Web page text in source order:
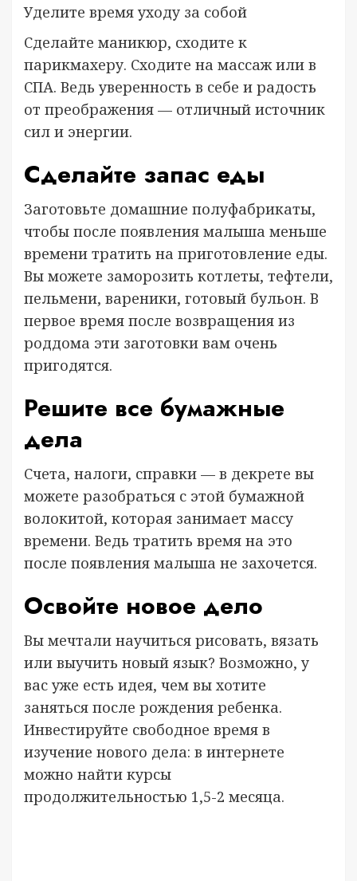
Уделите время уходу за собой
Сделайте маникюр, сходите к
парикмахеру. Сходите на массаж или в
СПА. Ведь уверенность в себе и радость
от преображения — отличный источник
сил и энергии.
Сделайте запас еды
Заготовьте домашние полуфабрикаты,
чтобы после появления малыша меньше
времени тратить на приготовление еды.
Вы можете заморозить котлеты, тефтели,
пельмени, вареники, готовый бульон. В
первое время после возвращения из
роддома эти заготовки вам очень
пригодятся.
Решите все бумажные
дела
Счета, налоги, справки — в декрете вы
можете разобраться с этой бумажной
волокитой, которая занимает массу
времени. Ведь тратить время на это
после появления малыша не захочется.
Освойте новое дело
Вы мечтали научиться рисовать, вязать
или выучить новый язык? Возможно, у
вас уже есть идея, чем вы хотите
заняться после рождения ребенка.
Инвестируйте свободное время в
изучение нового дела: в интернете
можно найти курсы
продолжительностью 1,5-2 месяца.